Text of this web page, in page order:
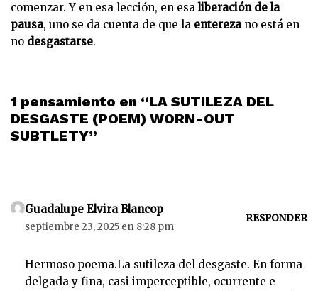
comenzar. Y en esa lección, en esaliberación de la
pausa, uno se da cuenta de que la enterezano está en
no desgastarse.
1 pensamiento en “LA SUTILEZA DEL
DESGASTE (POEM) WORN-OUT
SUBTLETY”
Guadalupe Elvira Blancop
septiembre 23, 2025 en 8:28 pm
RESPONDER
Hermoso poema.La sutileza del desgaste. En forma
delgada y fina, casi imperceptible, ocurrente e